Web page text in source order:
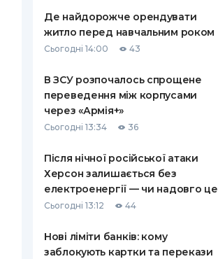
Де найдорожче орендувати
житло перед навчальним роком
Сьогодні 14:00 43
В ЗСУ розпочалось спрощене
переведення між корпусами
через «Армія+»
Сьогодні 13:34 36
Після нічної російської атаки
Херсон залишається без
електроенергії — чи надовго це
Сьогодні 13:12 44
Нові ліміти банків: кому
заблокують картки та перекази